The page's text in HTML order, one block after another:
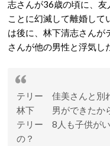
志さんが36歳の頃に、
ことに幻滅して離婚して
は後に、林下清志さんが
さんが他の男性と浮気し
テリー 佳美さんと別
林下 男ができたから
テリー 8人も子供が
の？